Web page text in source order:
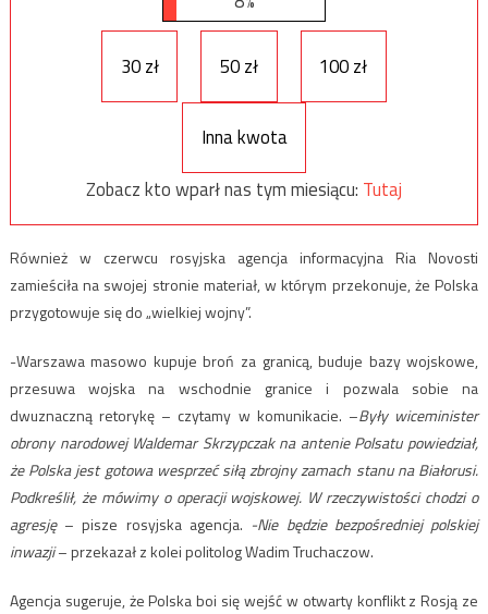
30 zł 50 zł 100 zł
Inna kwota
Zobacz kto wparł nas tym miesiącu: Tutaj
Również w czerwcu rosyjska agencja informacyjna Ria Novosti
zamieściła na swojej stronie materiał, w którym przekonuje, że Polska
przygotowuje się do „wielkiej wojny”.
-Warszawa masowo kupuje broń za granicą, buduje bazy wojskowe,
przesuwa wojska na wschodnie granice i pozwala sobie na
dwuznaczną retorykę – czytamy w komunikacie. –Były wiceminister
obrony narodowej Waldemar Skrzypczak na antenie Polsatu powiedział,
że Polska jest gotowa wesprzeć siłą zbrojny zamach stanu na Białorusi.
Podkreślił, że mówimy o operacji wojskowej. W rzeczywistości chodzi o
agresję– pisze rosyjska agencja. -Nie będzie bezpośredniej polskiej
inwazji– przekazał z kolei politolog Wadim Truchaczow.
Agencja sugeruje, że Polska boi się wejść w otwarty konflikt z Rosją ze